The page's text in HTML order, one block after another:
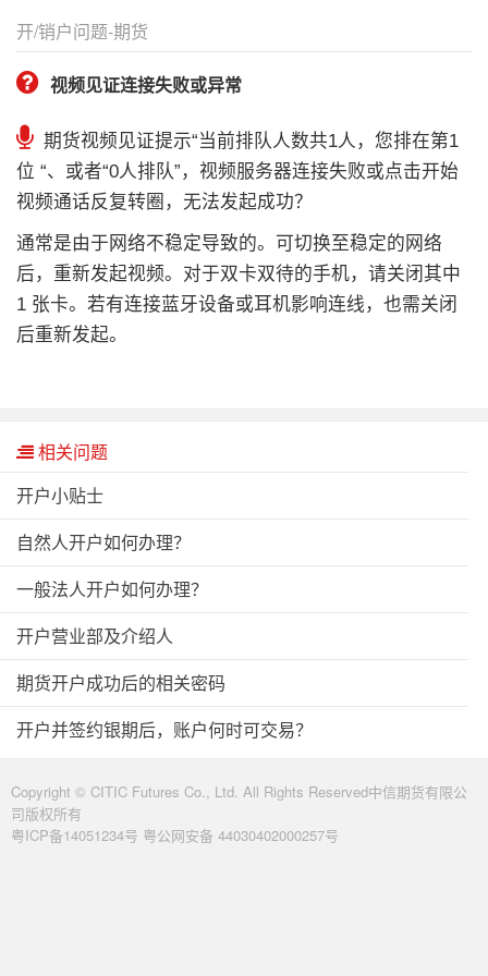
开/销户问题-期货
视频见证连接失败或异常
期货视频见证提示“当前排队人数共1人，您排在第1
位 “、或者“0人排队”，视频服务器连接失败或点击开始
视频通话反复转圈，无法发起成功？
通常是由于网络不稳定导致的。可切换至稳定的网络
后，重新发起视频。对于双卡双待的手机，请关闭其中
1 张卡。若有连接蓝牙设备或耳机影响连线，也需关闭
后重新发起。
相关问题
开户小贴士
自然人开户如何办理？
一般法人开户如何办理？
开户营业部及介绍人
期货开户成功后的相关密码
开户并签约银期后，账户何时可交易？
Copyright © CITIC Futures Co., Ltd. All Rights Reserved中信期货有限公
司版权所有
粤ICP备14051234号 粤公网安备 44030402000257号